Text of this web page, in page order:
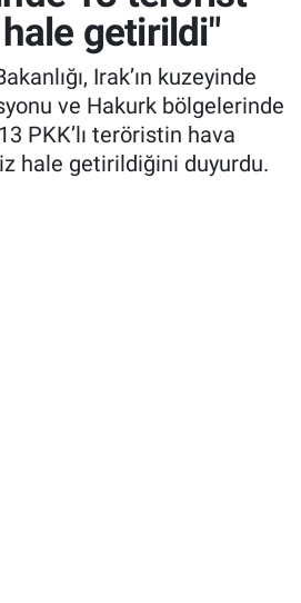
getirildi"
Irak’ın kuzeyinde
ve Hakurk bölgelerinde
PKK’lı teröristin hava
hale getirildiğini duyurdu.